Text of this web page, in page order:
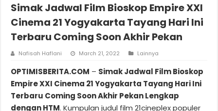
Simak Jadwal Film Bioskop Empire XXI
Cinema 21 Yogyakarta Tayang Hari Ini
Terbaru Coming Soon Akhir Pekan
Nafisah Haflani March 21, 2022 Lainnya
OPTIMISBERITA.COM – Simak Jadwal Film Bioskop
Empire XXI Cinema 21 Yogyakarta Tayang Hari Ini
Terbaru Coming Soon Akhir Pekan Lengkap
dengan HTM. Kumpulan judul film 21cineplex populer